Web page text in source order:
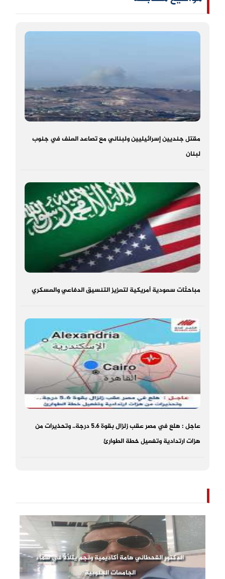
مقتل جنديين إسرائيليين ولبناني مع تصاعد العنف في جنوب
لبنان
مباحثات سعودية أمريكية لتعزيز التنسيق الدفاعي والعسكري
عاجل : هلع في مصر عقب زلزال بقوة 5.6 درجة.. وتحذيرات من
هزات ارتدادية وتفعيل خطة الطوارئ
الدكتور القحطاني هامة أكاديمية ونجم يتلألأ في سماء
الجامعات الجنوبية